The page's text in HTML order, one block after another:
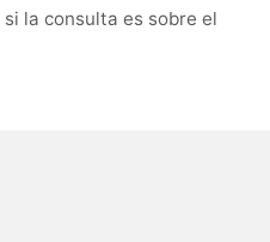
si la consulta es sobre el